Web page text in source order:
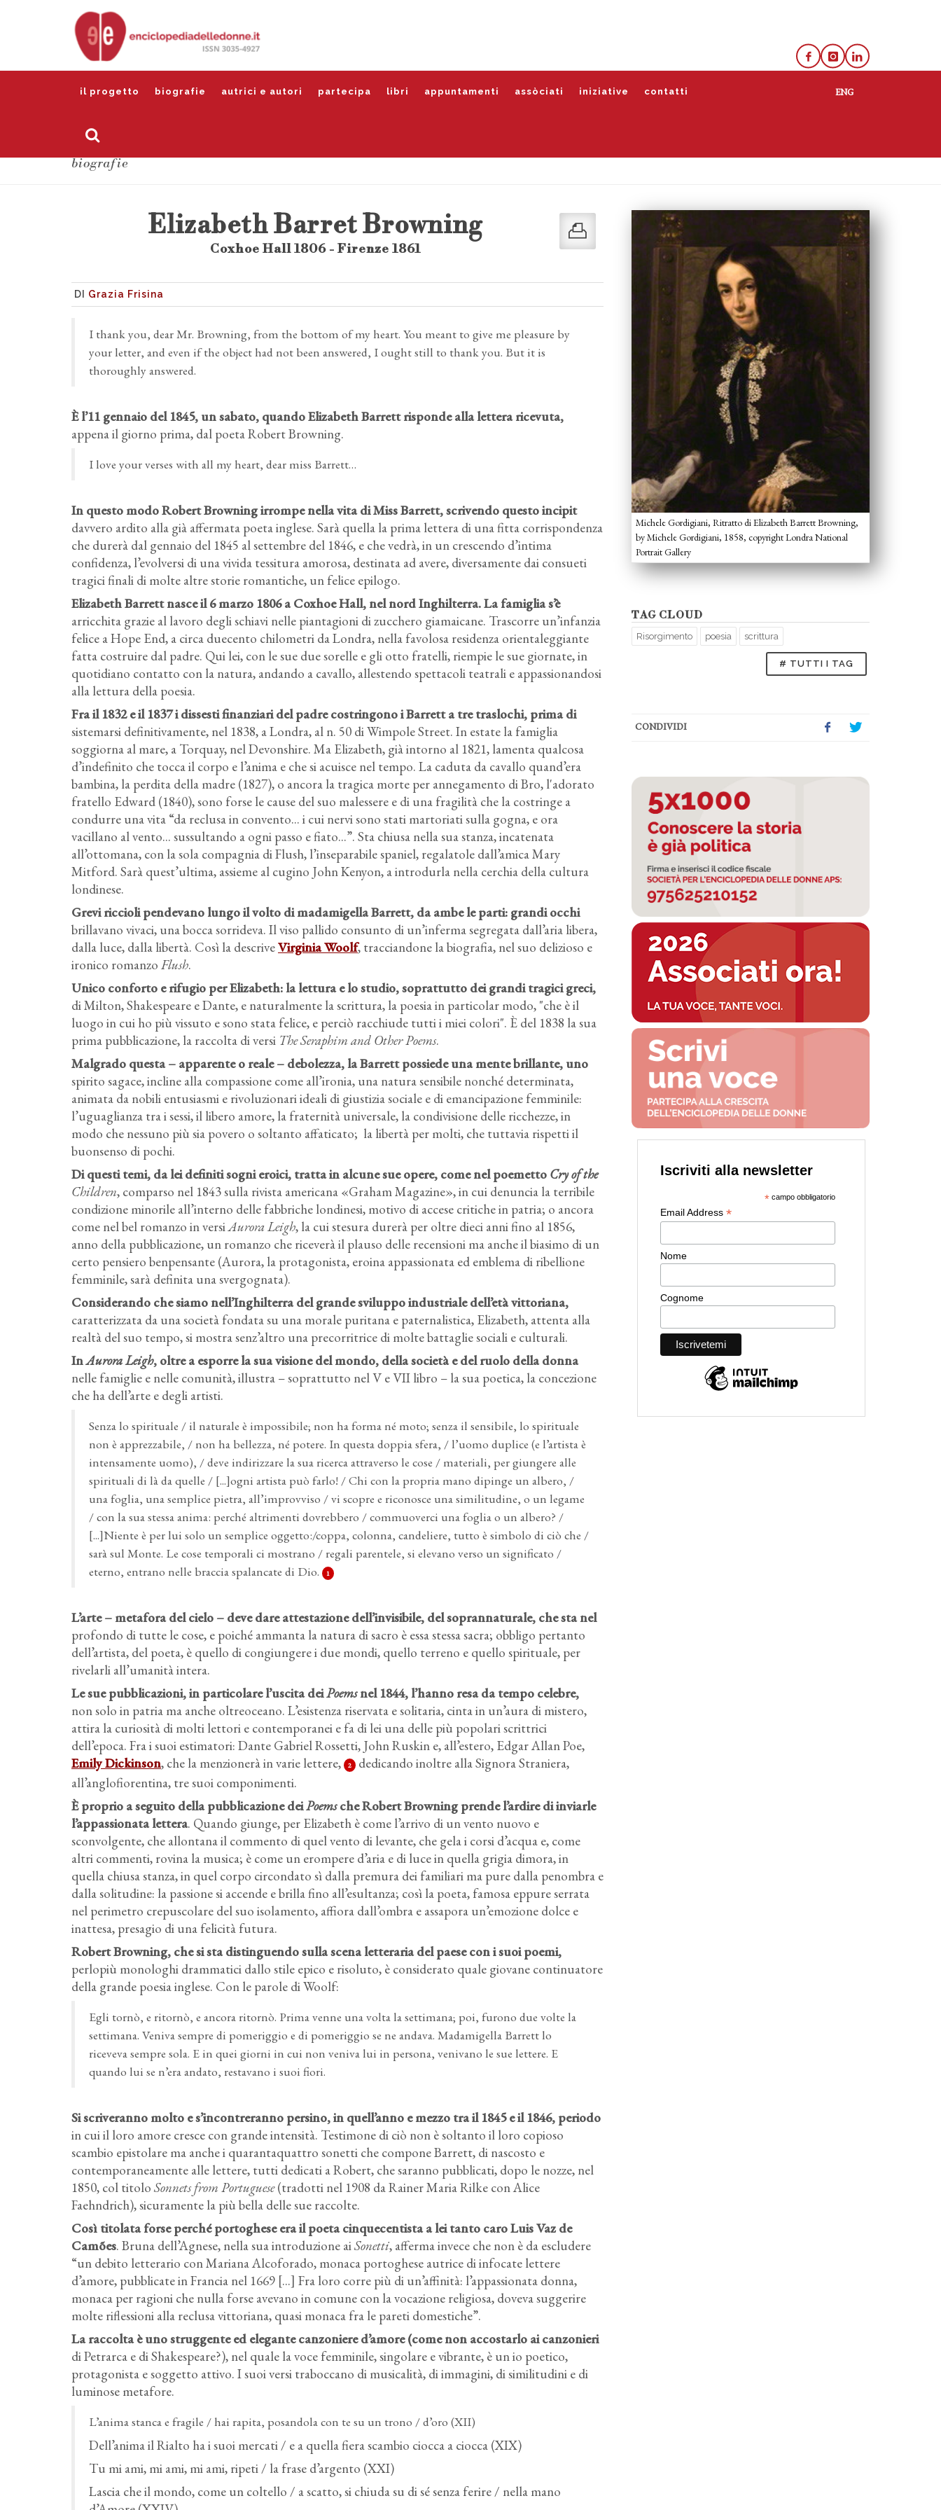
il progetto biografie autrici e autori partecipa libri appuntamenti assòciati iniziative contatti
biografie
Michele Gordigiani, Ritratto di Elizabeth Barrett Browning,
by Michele Gordigiani, 1858, copyright Londra National
Portrait Gallery
TAG CLOUD
Risorgimento poesia scrittura
# TUTTI I TAG
CONDIVIDI
Elizabeth Barret Browning
Coxhoe Hall 1806 - Firenze 1861
DI Grazia Frisina
I thank you, dear Mr. Browning, from the bottom of my heart. You meant to give me pleasure by
your letter, and even if the object had not been answered, I ought still to thank you. But it is
thoroughly answered.
È l’11 gennaio del 1845, un sabato, quando Elizabeth Barrett risponde alla lettera ricevuta,
appena il giorno prima, dal poeta Robert Browning.
I love your verses with all my heart, dear miss Barrett…
In questo modo Robert Browning irrompe nella vita di Miss Barrett, scrivendo questo incipit
davvero ardito alla già affermata poeta inglese. Sarà quella la prima lettera di una fitta corrispondenza
che durerà dal gennaio del 1845 al settembre del 1846, e che vedrà, in un crescendo d’intima
confidenza, l’evolversi di una vivida tessitura amorosa, destinata ad avere, diversamente dai consueti
tragici finali di molte altre storie romantiche, un felice epilogo.
Elizabeth Barrett nasce il 6 marzo 1806 a Coxhoe Hall, nel nord Inghilterra. La famiglia s’è
arricchita grazie al lavoro degli schiavi nelle piantagioni di zucchero giamaicane. Trascorre un’infanzia
felice a Hope End, a circa duecento chilometri da Londra, nella favolosa residenza orientaleggiante
fatta costruire dal padre. Qui lei, con le sue due sorelle e gli otto fratelli, riempie le sue giornate, in
quotidiano contatto con la natura, andando a cavallo, allestendo spettacoli teatrali e appassionandosi
alla lettura della poesia.
Fra il 1832 e il 1837 i dissesti finanziari del padre costringono i Barrett a tre traslochi, prima di
sistemarsi definitivamente, nel 1838, a Londra, al n. 50 di Wimpole Street. In estate la famiglia
soggiorna al mare, a Torquay, nel Devonshire. Ma Elizabeth, già intorno al 1821, lamenta qualcosa
d’indefinito che tocca il corpo e l’anima e che si acuisce nel tempo. La caduta da cavallo quand’era
bambina, la perdita della madre (1827), o ancora la tragica morte per annegamento di Bro, l'adorato
fratello Edward (1840), sono forse le cause del suo malessere e di una fragilità che la costringe a
condurre una vita “da reclusa in convento... i cui nervi sono stati martoriati sulla gogna, e ora
vacillano al vento... sussultando a ogni passo e fiato...”. Sta chiusa nella sua stanza, incatenata
all’ottomana, con la sola compagnia di Flush, l’inseparabile spaniel, regalatole dall’amica Mary
Mitford. Sarà quest’ultima, assieme al cugino John Kenyon, a introdurla nella cerchia della cultura
londinese.
Grevi riccioli pendevano lungo il volto di madamigella Barrett, da ambe le parti: grandi occhi
brillavano vivaci, una bocca sorrideva. Il viso pallido consunto di un’inferma segregata dall’aria libera,
dalla luce, dalla libertà. Così la descriveVirginia Woolf, tracciandone la biografia, nel suo delizioso e
ironico romanzo Flush.
Unico conforto e rifugio per Elizabeth: la lettura e lo studio, soprattutto dei grandi tragici greci,
di Milton, Shakespeare e Dante, e naturalmente la scrittura, la poesia in particolar modo, "che è il
luogo in cui ho più vissuto e sono stata felice, e perciò racchiude tutti i miei colori". È del 1838 la sua
prima pubblicazione, la raccolta di versi The Seraphim and Other Poems.
Malgrado questa – apparente o reale – debolezza, la Barrett possiede una mente brillante, uno
spirito sagace, incline alla compassione come all’ironia, una natura sensibile nonché determinata,
animata da nobili entusiasmi e rivoluzionari ideali di giustizia sociale e di emancipazione femminile:
l’uguaglianza tra i sessi, il libero amore, la fraternità universale, la condivisione delle ricchezze, in
modo che nessuno più sia povero o soltanto affaticato; la libertà per molti, che tuttavia rispetti il
buonsenso di pochi.
Di questi temi, da lei definiti sogni eroici, tratta in alcune sue opere, come nel poemetto Cry of the
Children, comparso nel 1843 sulla rivista americana «Graham Magazine», in cui denuncia la terribile
condizione minorile all’interno delle fabbriche londinesi, motivo di accese critiche in patria; o ancora
come nel bel romanzo in versiAurora Leigh, la cui stesura durerà per oltre dieci anni fino al 1856,
anno della pubblicazione, un romanzo che riceverà il plauso delle recensioni ma anche il biasimo di un
certo pensiero benpensante (Aurora, la protagonista, eroina appassionata ed emblema di ribellione
femminile, sarà definita una svergognata).
Considerando che siamo nell’Inghilterra del grande sviluppo industriale dell’età vittoriana,
caratterizzata da una società fondata su una morale puritana e paternalistica, Elizabeth, attenta alla
realtà del suo tempo, si mostra senz’altro una precorritrice di molte battaglie sociali e culturali.
InAurora Leigh, oltre a esporre la sua visione del mondo, della società e del ruolo della donna
nelle famiglie e nelle comunità, illustra – soprattutto nel V e VII libro – la sua poetica, la concezione
che ha dell’arte e degli artisti.
Senza lo spirituale / il naturale è impossibile; non ha forma né moto; senza il sensibile, lo spirituale
non è apprezzabile, / non ha bellezza, né potere. In questa doppia sfera, / l’uomo duplice (e l’artista è
intensamente uomo), / deve indirizzare la sua ricerca attraverso le cose / materiali, per giungere alle
spirituali di là da quelle / [...]ogni artista può farlo! / Chi con la propria mano dipinge un albero, /
una foglia, una semplice pietra, all’improvviso / vi scopre e riconosce una similitudine, o un legame
/ con la sua stessa anima: perché altrimenti dovrebbero / commuoverci una foglia o un albero? /
[...]Niente è per lui solo un semplice oggetto:/coppa, colonna, candeliere, tutto è simbolo di ciò che /
sarà sul Monte. Le cose temporali ci mostrano / regali parentele, si elevano verso un significato /
eterno, entrano nelle braccia spalancate di Dio.
1
L’arte – metafora del cielo – deve dare attestazione dell’invisibile, del soprannaturale, che sta nel
profondo di tutte le cose, e poiché ammanta la natura di sacro è essa stessa sacra; obbligo pertanto
dell’artista, del poeta, è quello di congiungere i due mondi, quello terreno e quello spirituale, per
rivelarli all’umanità intera.
Le sue pubblicazioni, in particolare l’uscita deiPoemsnel 1844, l’hanno resa da tempo celebre,
non solo in patria ma anche oltreoceano. L’esistenza riservata e solitaria, cinta in un’aura di mistero,
attira la curiosità di molti lettori e contemporanei e fa di lei una delle più popolari scrittrici
dell’epoca. Fra i suoi estimatori: Dante Gabriel Rossetti, John Ruskin e, all’estero, Edgar Allan Poe,
Emily Dickinson, che la menzionerà in varie lettere, 2
dedicando inoltre alla Signora Straniera,
all’anglofiorentina, tre suoi componimenti.
È proprio a seguito della pubblicazione deiPoemsche Robert Browning prende l’ardire di inviarle
l’appassionata lettera. Quando giunge, per Elizabeth è come l’arrivo di un vento nuovo e
sconvolgente, che allontana il commento di quel vento di levante, che gela i corsi d’acqua e, come
altri commenti, rovina la musica; è come un erompere d’aria e di luce in quella grigia dimora, in
quella chiusa stanza, in quel corpo circondato sì dalla premura dei familiari ma pure dalla penombra e
dalla solitudine: la passione si accende e brilla fino all’esultanza; così la poeta, famosa eppure serrata
nel perimetro crepuscolare del suo isolamento, affiora dall’ombra e assapora un’emozione dolce e
inattesa, presagio di una felicità futura.
Robert Browning, che si sta distinguendo sulla scena letteraria del paese con i suoi poemi,
perlopiù monologhi drammatici dallo stile epico e risoluto, è considerato quale giovane continuatore
della grande poesia inglese. Con le parole di Woolf:
Egli tornò, e ritornò, e ancora ritornò. Prima venne una volta la settimana; poi, furono due volte la
settimana. Veniva sempre di pomeriggio e di pomeriggio se ne andava. Madamigella Barrett lo
riceveva sempre sola. E in quei giorni in cui non veniva lui in persona, venivano le sue lettere. E
quando lui se n’era andato, restavano i suoi fiori.
Si scriveranno molto e s’incontreranno persino, in quell’anno e mezzo tra il 1845 e il 1846, periodo
in cui il loro amore cresce con grande intensità. Testimone di ciò non è soltanto il loro copioso
scambio epistolare ma anche i quarantaquattro sonetti che compone Barrett, di nascosto e
contemporaneamente alle lettere, tutti dedicati a Robert, che saranno pubblicati, dopo le nozze, nel
1850, col titolo Sonnets from Portuguese(tradotti nel 1908 da Rainer Maria Rilke con Alice
Faehndrich), sicuramente la più bella delle sue raccolte.
Così titolata forse perché portoghese era il poeta cinquecentista a lei tanto caro Luis Vaz de
Camões. Bruna dell’Agnese, nella sua introduzione aiSonetti, afferma invece che non è da escludere
“un debito letterario con Mariana Alcoforado, monaca portoghese autrice di infocate lettere
d’amore, pubblicate in Francia nel 1669 [...] Fra loro corre più di un’affinità: l’appassionata donna,
monaca per ragioni che nulla forse avevano in comune con la vocazione religiosa, doveva suggerire
molte riflessioni alla reclusa vittoriana, quasi monaca fra le pareti domestiche”.
La raccolta è uno struggente ed elegante canzoniere d’amore(come non accostarlo ai canzonieri
di Petrarca e di Shakespeare?), nel quale la voce femminile, singolare e vibrante, è un io poetico,
protagonista e soggetto attivo. I suoi versi traboccano di musicalità, di immagini, di similitudini e di
luminose metafore.
L’anima stanca e fragile / hai rapita, posandola con te su un trono / d’oro (XII)
Dell’anima il Rialto ha i suoi mercati / e a quella fiera scambio ciocca a ciocca (XIX)
Tu mi ami, mi ami, mi ami, ripeti / la frase d’argento (XXI)
Lascia che il mondo, come un coltello / a scatto, si chiuda su di sé senza ferire / nella mano